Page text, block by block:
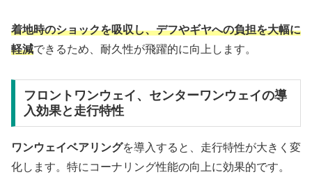
着地時のショックを吸収し、デフやギヤへの負担を大幅に
軽減できるため、耐久性が飛躍的に向上します。
フロントワンウェイ、センターワンウェイの導
入効果と走行特性
ワンウェイベアリングを導入すると、走行特性が大きく変
化します。特にコーナリング性能の向上に効果的です。